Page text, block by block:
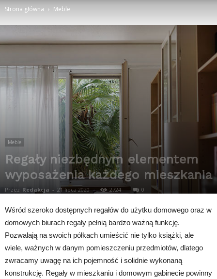
Strona główna Meble
Meble
Regały niezbędnym elementem
wyposażenia każdego mieszkania
Przez Redakcja - 21 lipca 2020 2724 0
Wśród szeroko dostępnych regałów do użytku domowego oraz w
domowych biurach regały pełnią bardzo ważną funkcję.
Pozwalają na swoich półkach umieścić nie tylko książki, ale
wiele, ważnych w danym pomieszczeniu przedmiotów, dlatego
zwracamy uwagę na ich pojemność i solidnie wykonaną
konstrukcję. Regały w mieszkaniu i domowym gabinecie powinny